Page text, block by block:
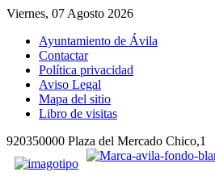
Viernes, 07 Agosto 2026
Ayuntamiento de Ávila
Contactar
Política privacidad
Aviso Legal
Mapa del sitio
Libro de visitas
920350000 Plaza del Mercado Chico,1